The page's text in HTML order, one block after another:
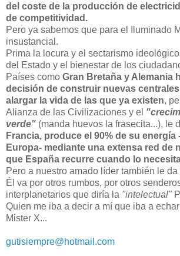
del coste de la producción de
de competitividad.
Pero ya sabemos que para el Iluminado
insustancial.
Prima la locura y el sectarismo
del Estado y el bienestar de los
Países como Gran Bretaña y Alemania
decisión de construir nuevas
alargar la vida de las que ya existen,
Alianza de las Civilizaciones y el
verde" (manda huevos la frasecita...), le
Francia, produce el 90% de su energía
Europa- mediante una extensa red de
que España recurre cuando lo
Pero a nuestro amado líder también le da
Él va por otros rumbos, por otros
interplanetarios que diría la "intelectual"
Quien me iba a decir a mí que iba a
Mister X...
gutisiempre@hotmail.com